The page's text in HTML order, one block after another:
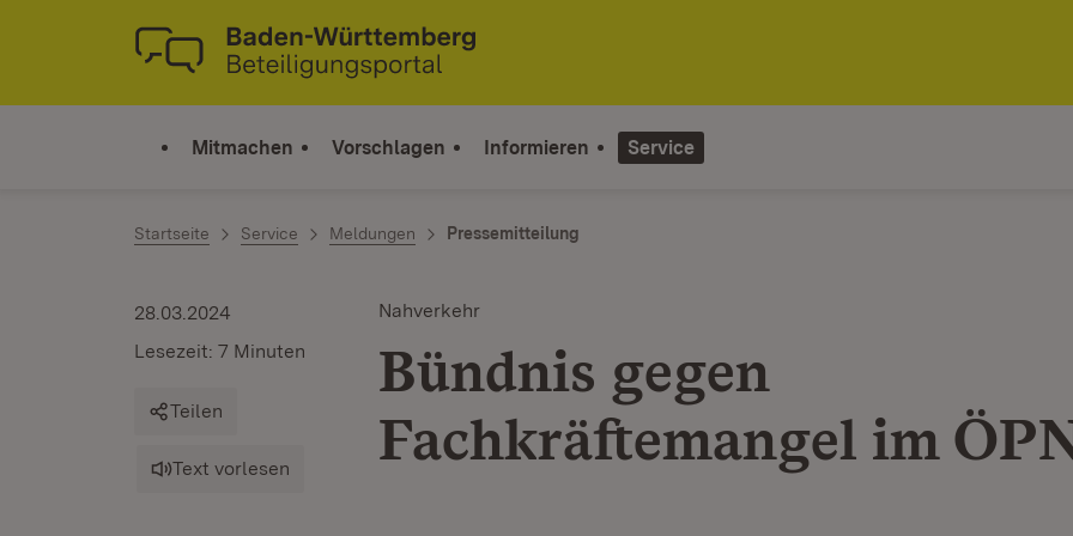
Zum Inhalt springen
Link zur Startseite
Mitmachen Vorschlagen Informieren Service
Startseite Service Meldungen Pressemitteilung
Nahverkehr
Bündnis gegen
Fachkräftemangel im
28.03.2024
Lesezeit: 7 Minuten
Teilen
Text vorlesen